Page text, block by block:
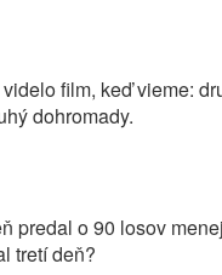
film, keď vieme:
dohromady.
predal o 90 losov
tretí deň?